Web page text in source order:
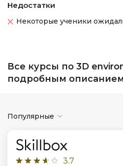
Недостатки
Некоторые ученики
Все курсы по 3D
подробным
Популярные
3.7